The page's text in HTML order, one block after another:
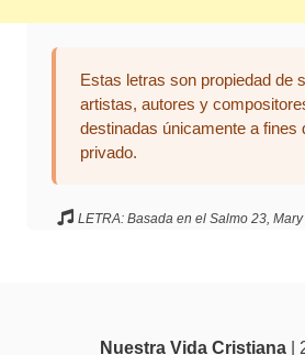
Estas letras son propiedad de
artistas, autores y
destinadas únicamente a fines
privado.
LETRA: Basada en el Salmo 23,
Nuestra Vida Cristiana|